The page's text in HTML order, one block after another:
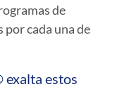
de
cada una de
exalta estos